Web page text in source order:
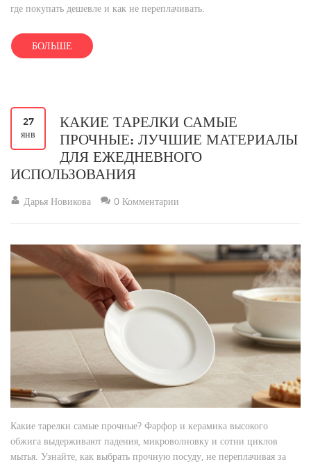
где покупать дешевле и как не переплачивать.
БОЛЬШЕ
27
янв
КАКИЕ ТАРЕЛКИ САМЫЕ
ПРОЧНЫЕ: ЛУЧШИЕ МАТЕРИАЛЫ
ДЛЯ ЕЖЕДНЕВНОГО
ИСПОЛЬЗОВАНИЯ
Дарья Новикова 0 Комментарии
Какие тарелки самые прочные? Фарфор и керамика высокого
обжига выдерживают падения, микроволновку и сотни циклов
мытья. Узнайте, как выбрать прочную посуду, не переплачивая за